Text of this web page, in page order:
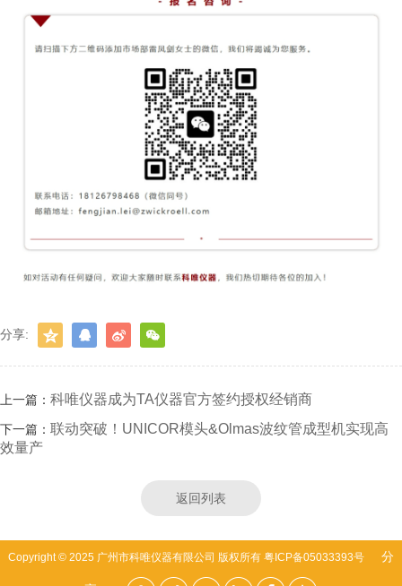
分享:
上一篇： 科唯仪器成为TA仪器官方签约授权经销商
下一篇： 联动突破！UNICOR模头&Olmas波纹管成型机实现高
效量产
返回列表
Copyright © 2025 广州市科唯仪器有限公司 版权所有 粤ICP备05033393号 分